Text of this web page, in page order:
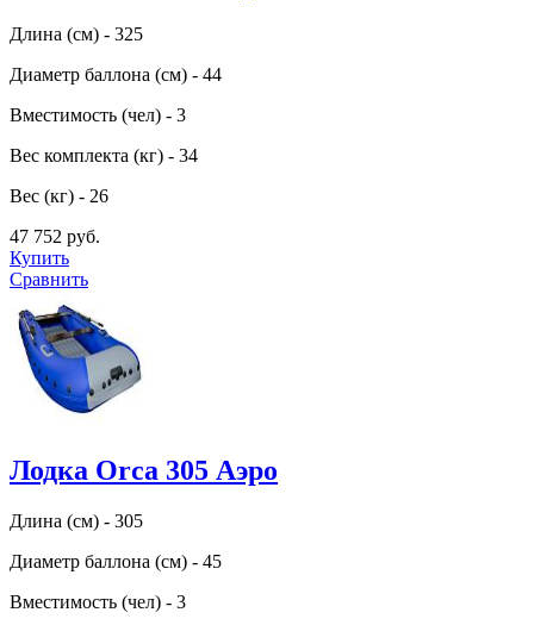
Длина (см) - 325
Диаметр баллона (см) - 44
Вместимость (чел) - 3
Вес комплекта (кг) - 34
Вес (кг) - 26
47 752 руб.
Купить
Сравнить
Лодка Orca 305 Аэро
Длина (см) - 305
Диаметр баллона (см) - 45
Вместимость (чел) - 3